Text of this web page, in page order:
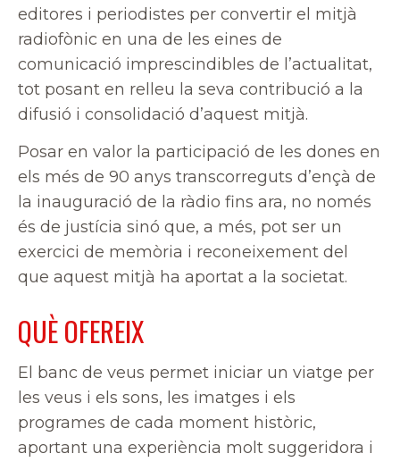
editores i periodistes per convertir el mitjà
radiofònic en una de les eines de
comunicació imprescindibles de l’actualitat,
tot posant en relleu la seva contribució a la
difusió i consolidació d’aquest mitjà.
Posar en valor la participació de les dones en
els més de 90 anys transcorreguts d’ençà de
la inauguració de la ràdio fins ara, no només
és de justícia sinó que, a més, pot ser un
exercici de memòria i reconeixement del
que aquest mitjà ha aportat a la societat.
QUÈ OFEREIX
El banc de veus permet iniciar un viatge per
les veus i els sons, les imatges i els
programes de cada moment històric,
aportant una experiència molt suggeridora i